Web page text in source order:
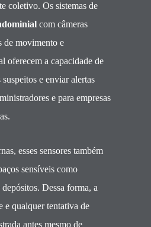
coletivo. Os sistemas de
com câmeras
de movimento e
oferecem a capacidade de
e enviar alertas
e para empresas
esses sensores também
sensíveis como
Dessa forma, a
e qualquer tentativa de
antes mesmo de